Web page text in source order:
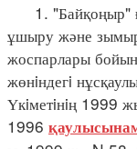
1. "Байқоңыр"
ұшыру және
жоспарлары
жөнiндегi
Үкiметiнiң 1999
1996